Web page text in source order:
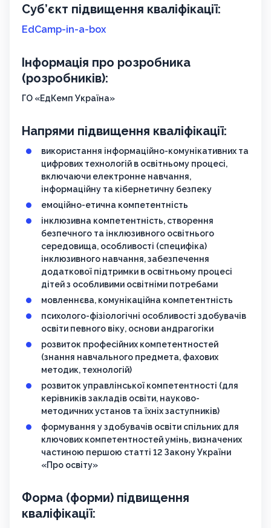
Суб’єкт підвищення кваліфікації:
EdCamp-in-a-box
Інформація про розробника
(розробників):
ГО «ЕдКемп Україна»
Напрями підвищення кваліфікації:
використання інформаційно-комунікативних та
цифрових технологій в освітньому процесі,
включаючи електронне навчання,
інформаційну та кібернетичну безпеку
емоційно-етична компетентність
інклюзивна компетентність, створення
безпечного та інклюзивного освітнього
середовища, особливості (специфіка)
інклюзивного навчання, забезпечення
додаткової підтримки в освітньому процесі
дітей з особливими освітніми потребами
мовленнєва, комунікаційна компетентність
психолого-фізіологічні особливості здобувачів
освіти певного віку, основи андрагогіки
розвиток професійних компетентностей
(знання навчального предмета, фахових
методик, технологій)
розвиток управлінської компетентності (для
керівників закладів освіти, науково-
методичних установ та їхніх заступників)
формування у здобувачів освіти спільних для
ключових компетентностей умінь, визначених
частиною першою статті 12 Закону України
«Про освіту»
Форма (форми) підвищення
кваліфікації: